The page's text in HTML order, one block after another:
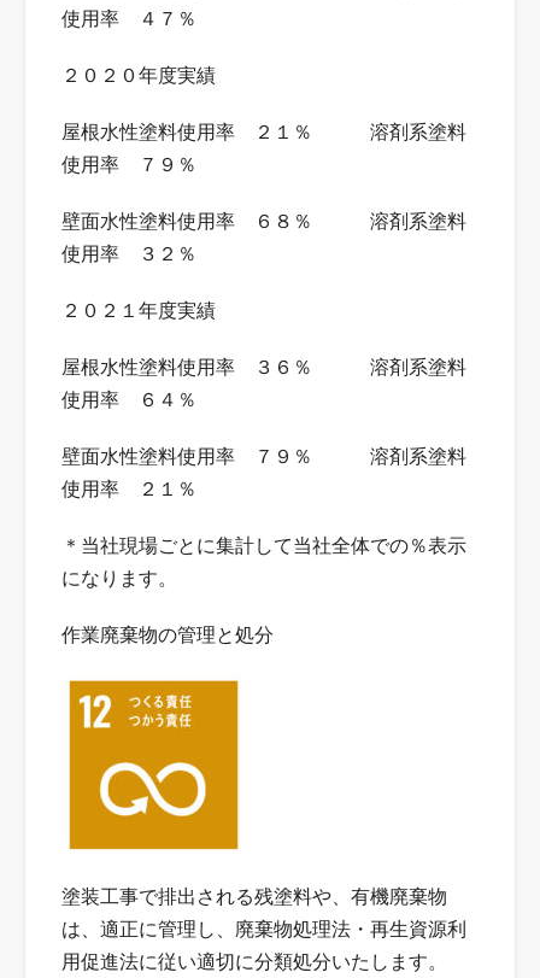
使用率 ４７％
２０２０年度実績
屋根水性塗料使用率 ２１％ 溶剤系塗料
使用率 ７９％
壁面水性塗料使用率 ６８％ 溶剤系塗料
使用率 ３２％
２０２１年度実績
屋根水性塗料使用率 ３６％ 溶剤系塗料
使用率 ６４％
壁面水性塗料使用率 ７９％ 溶剤系塗料
使用率 ２１％
＊当社現場ごとに集計して当社全体での％表示
になります。
作業廃棄物の管理と処分
塗装工事で排出される残塗料や、有機廃棄物
は、適正に管理し、廃棄物処理法・再生資源利
用促進法に従い適切に分類処分いたします。